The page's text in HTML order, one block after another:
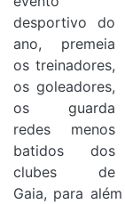
desportivo do
ano, premeia
os treinadores,
os goleadores,
os guarda
redes menos
batidos dos
clubes de
Gaia, para